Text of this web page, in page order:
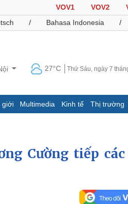
VOV1 VOV2
/ Bahasa Indonesia /
27°C Thứ Sáu, ngày 7
giới Multimedia Kinh tế Thị trường
thời tiết
dục
Cuộc sống
Hồ sơ
Cường tiếp